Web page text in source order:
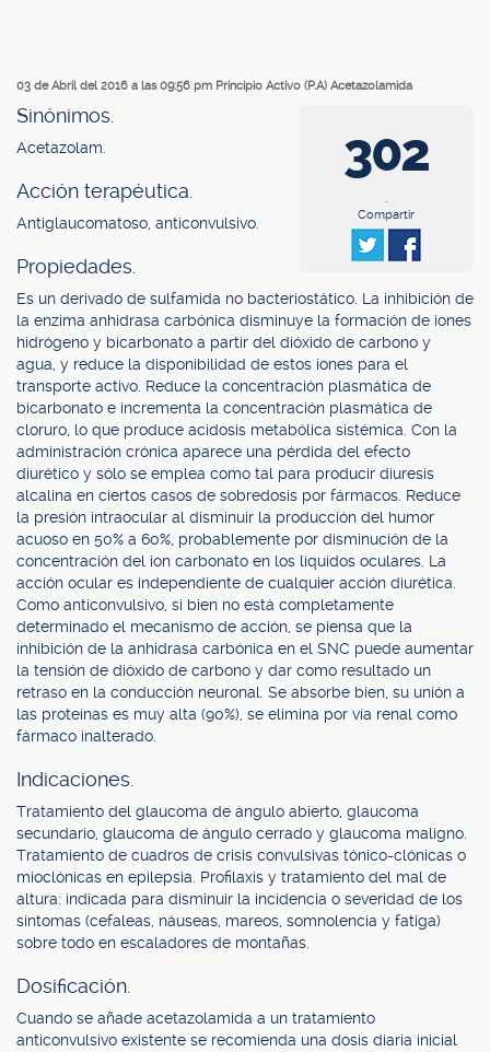
03 de Abril del 2016 a las 09:56 pm Principio Activo (P.A) Acetazolamida
302
.
Compartir
Sinónimos.
Acetazolam.
Acción terapéutica.
Antiglaucomatoso, anticonvulsivo.
Propiedades.
Es un derivado de sulfamida no bacteriostático. La inhibición de
la enzima anhidrasa carbónica disminuye la formación de iones
hidrógeno y bicarbonato a partir del dióxido de carbono y
agua, y reduce la disponibilidad de estos iones para el
transporte activo. Reduce la concentración plasmática de
bicarbonato e incrementa la concentración plasmática de
cloruro, lo que produce acidosis metabólica sistémica. Con la
administración crónica aparece una pérdida del efecto
diurético y sólo se emplea como tal para producir diuresis
alcalina en ciertos casos de sobredosis por fármacos. Reduce
la presión intraocular al disminuir la producción del humor
acuoso en 50% a 60%, probablemente por disminución de la
concentración del ion carbonato en los líquidos oculares. La
acción ocular es independiente de cualquier acción diurética.
Como anticonvulsivo, si bien no está completamente
determinado el mecanismo de acción, se piensa que la
inhibición de la anhidrasa carbónica en el SNC puede aumentar
la tensión de dióxido de carbono y dar como resultado un
retraso en la conducción neuronal. Se absorbe bien, su unión a
las proteínas es muy alta (90%), se elimina por vía renal como
fármaco inalterado.
Indicaciones.
Tratamiento del glaucoma de ángulo abierto, glaucoma
secundario, glaucoma de ángulo cerrado y glaucoma maligno.
Tratamiento de cuadros de crisis convulsivas tónico-clónicas o
mioclónicas en epilepsia. Profilaxis y tratamiento del mal de
altura: indicada para disminuir la incidencia o severidad de los
síntomas (cefaleas, náuseas, mareos, somnolencia y fatiga)
sobre todo en escaladores de montañas.
Dosificación.
Cuando se añade acetazolamida a un tratamiento
anticonvulsivo existente se recomienda una dosis diaria inicial